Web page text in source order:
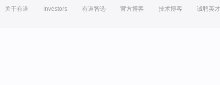
关于有道 Investors 有道智选 官方博客 技术博客 诚聘英才